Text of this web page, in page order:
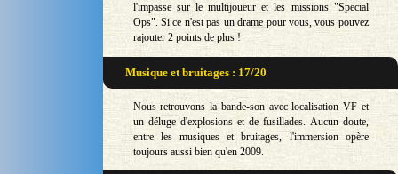
l'impasse sur le multijoueur et les missions "Special
Ops". Si ce n'est pas un drame pour vous, vous pouvez
rajouter 2 points de plus !
Musique et bruitages : 17/20
Nous retrouvons la bande-son avec localisation VF et
un déluge d'explosions et de fusillades. Aucun doute,
entre les musiques et bruitages, l'immersion opère
toujours aussi bien qu'en 2009.